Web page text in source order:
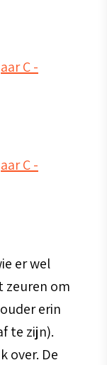
er wel
zeuren om
erin
te zijn).
over. De